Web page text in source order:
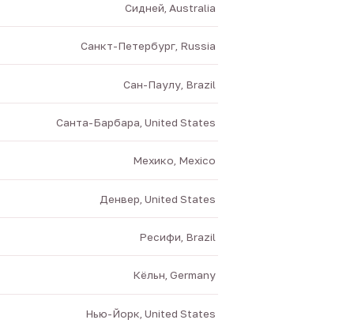
Сидней, Australia
Санкт-Петербург, Russia
Сан-Паулу, Brazil
Санта-Барбара, United States
Мехико, Mexico
Денвер, United States
Ресифи, Brazil
Кёльн, Germany
Нью-Йорк, United States